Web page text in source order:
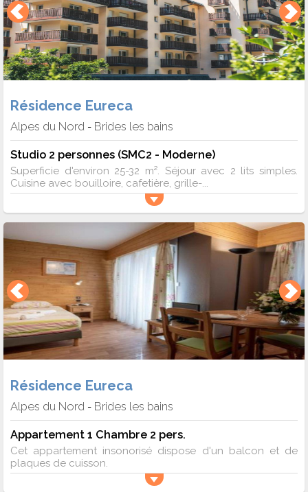
Résidence Eureca
Alpes du Nord - Brides les bains
Studio 2 personnes (SMC2 - Moderne)
Superficie d'environ 25-32 m². Séjour avec 2 lits simples.
Cuisine avec bouilloire, cafetière, grille-...
Résidence Eureca
Alpes du Nord - Brides les bains
Appartement 1 Chambre 2 pers.
Cet appartement insonorisé dispose d'un balcon et de
plaques de cuisson.